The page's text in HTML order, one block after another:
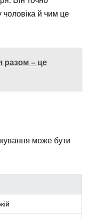
чоловіка й чим це
разом – це
може бути